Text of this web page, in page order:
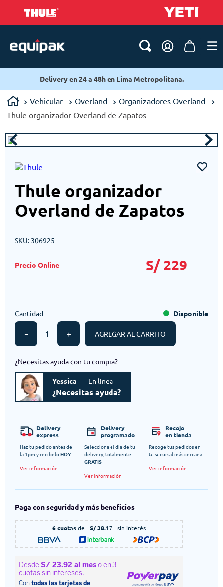
Delivery en 24 a 48h en Lima Metropolitana.
Vehicular Overland
Organizadores Overland
Thule organizador Overland de Zapatos
Thule organizador
Overland de Zapatos
SKU: 306925
S/ 229
Cantidad
＋
－
Disponible
AGREGAR AL CARRITO
¿Necesitas ayuda con tu compra?
Yessica En linea
¿Necesitas ayuda?
Delivery
express
Haz tu pedido antes de
la 1pm y recibeloHOY
Ver información
Delivery
programado
Selecciona el dia de tu
delivery, totalmente
GRATIS
Ver información
Recojo
en tienda
Recoge tus pedidos en
tu sucursal más cercana
Ver información
Paga con seguridad y más beneficios
6 cuotasde S/ 38.17 sin interés